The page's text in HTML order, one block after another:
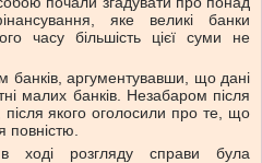
яке великі банки
часу більшість цієї суми не
банків, аргументувавши, що дані
малих банків. Незабаром після
якого оголосили про те, що
повністю.
ході розгляду справи була